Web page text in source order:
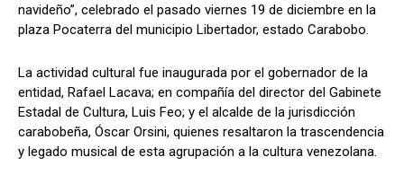
navideño”, celebrado el pasado viernes 19 de diciembre en la
plaza Pocaterra del municipio Libertador, estado Carabobo.
La actividad cultural fue inaugurada por el gobernador de la
entidad, Rafael Lacava; en compañía del director del Gabinete
Estadal de Cultura, Luis Feo; y el alcalde de la jurisdicción
carabobeña, Óscar Orsini, quienes resaltaron la trascendencia
y legado musical de esta agrupación a la cultura venezolana.